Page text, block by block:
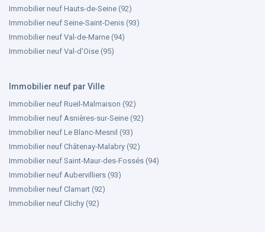
Immobilier neuf Hauts-de-Seine (92)
Immobilier neuf Seine-Saint-Denis (93)
Immobilier neuf Val-de-Marne (94)
Immobilier neuf Val-d'Oise (95)
Immobilier neuf par Ville
Immobilier neuf Rueil-Malmaison (92)
Immobilier neuf Asnières-sur-Seine (92)
Immobilier neuf Le Blanc-Mesnil (93)
Immobilier neuf Châtenay-Malabry (92)
Immobilier neuf Saint-Maur-des-Fossés (94)
Immobilier neuf Aubervilliers (93)
Immobilier neuf Clamart (92)
Immobilier neuf Clichy (92)